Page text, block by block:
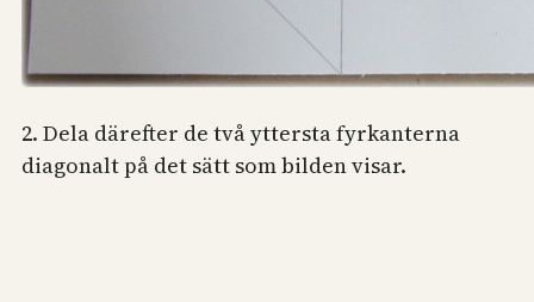
2. Dela därefter de två yttersta fyrkanterna
diagonalt på det sätt som bilden visar.